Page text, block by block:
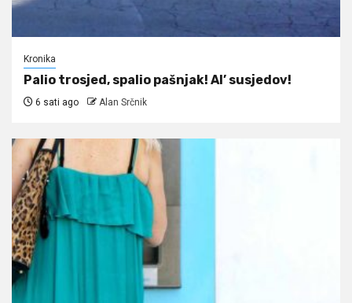
Kronika
Palio trosjed, spalio pašnjak! Al’ susjedov!
6 sati ago Alan Srčnik